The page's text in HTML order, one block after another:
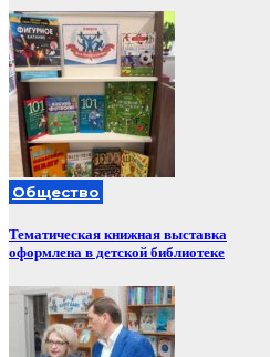
Общество
Тематическая книжная выставка
оформлена в детской библиотеке